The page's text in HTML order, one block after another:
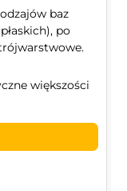
baz
po
większości